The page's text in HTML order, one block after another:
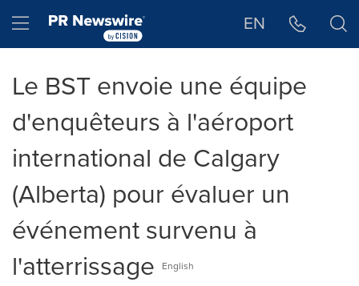
Hamburger menu EN
Le BST envoie une équipe
d'enquêteurs à l'aéroport
international de Calgary
(Alberta) pour évaluer un
événement survenu à
l'atterrissage
English